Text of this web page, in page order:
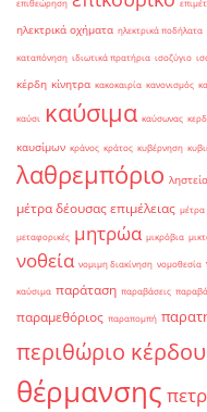
επιθεώρηση
ηλεκτρικά οχήματα ηλεκτρικά ποδήλατα
καταπόνηση ιδιωτικά πρατήρια ισοζύγιο
κέρδη κίνητρα κακοκαιρία κανονισμός
καύσι καύσιμα καύσωνας
καυσίμων κράνος κράτος κυβέρνηση
λαθρεμπόριο ληστεία
μέτρα δέουσας επιμέλειας μέτρα
μεταφορικές μητρώα μικρόβια
νοθεία νομιμη διακίνηση νομοθεσία
καύσιμα παράταση παραβάσεις
παραμεθόριος παραπομπή
περιθώριο
θέρμανσης